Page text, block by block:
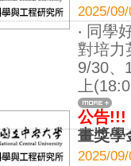
2025/
‧ 同學
對培力
9/30、
上(18:0
公告!!!
畫獎學
2025/